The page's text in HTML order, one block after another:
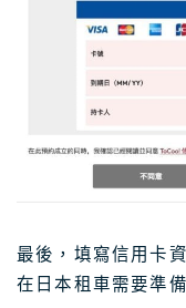
最後，填寫信用卡
在日本租車需要準備